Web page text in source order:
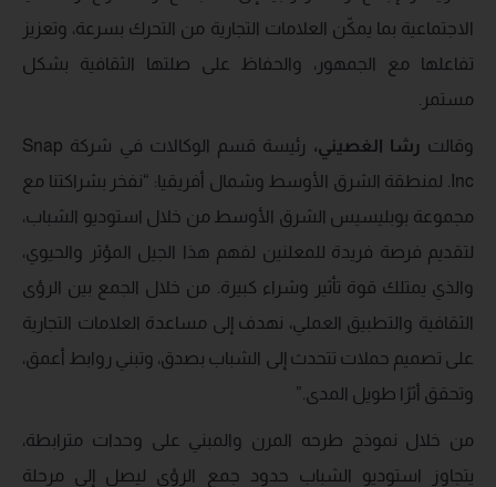
الاجتماعية بما يمكّن العلامات التجارية من التحرك بسرعة، وتعزيز
تفاعلها مع الجمهور، والحفاظ على صلتها الثقافية بشكل
مستمر.
وقالت رشا الغصيني،
رئيسة قسم الوكالات في شركة Snap
Inc. لمنطقة الشرق الأوسط وشمال أفريقيا: “نفخر بشراكتنا مع
مجموعة بوبليسيس الشرق الأوسط من خلال استوديو الشباب،
لتقديم فرصة فريدة للمعلنين لفهم هذا الجيل المؤثر والحيوي،
والذي يمتلك قوة تأثير وشراء كبيرة. من خلال الجمع بين الرؤى
الثقافية والتطبيق العملي، نهدف إلى مساعدة العلامات التجارية
على تصميم حملات تتحدث إلى الشباب بصدق، وتبني روابط أعمق،
وتحقق أثرًا طويل المدى.”
من خلال نموذج طرحه المرن والمبني على وحدات مترابطة،
يتجاوز استوديو الشباب حدود جمع الرؤى ليصل إلى مرحلة